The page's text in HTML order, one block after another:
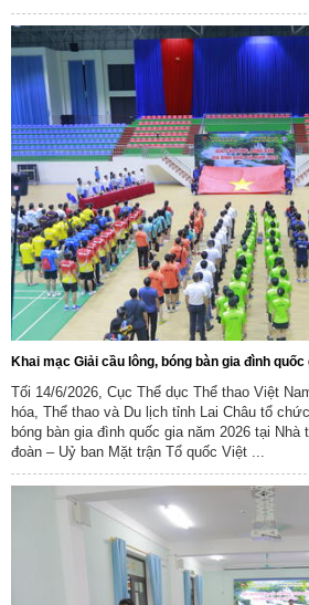
Khai mạc Giải cầu lông, bóng bàn gia đình quốc
Tối 14/6/2026, Cục Thể dục Thể thao Việt
hóa, Thể thao và Du lịch tỉnh Lai Châu tổ
bóng bàn gia đình quốc gia năm 2026 tại Nhà
đoàn – Uỷ ban Mặt trận Tổ quốc Việt ...